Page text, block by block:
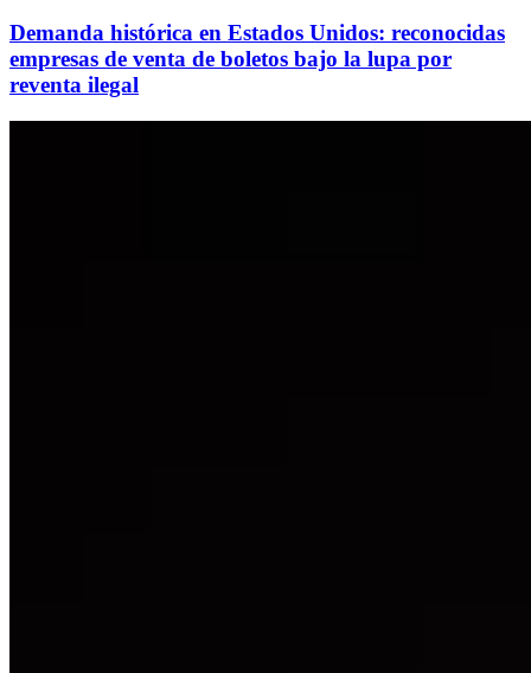
Demanda histórica en Estados Unidos: reconocidas
empresas de venta de boletos bajo la lupa por
reventa ilegal